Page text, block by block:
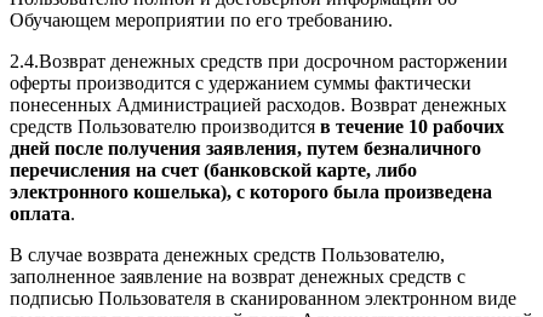
Обучающем мероприятии по его требованию.
2.4.Возврат денежных средств при досрочном расторжении
оферты производится с удержанием суммы фактически
понесенных Администрацией расходов. Возврат денежных
средств Пользователю производится в течение 10 рабочих
дней после получения заявления, путем безналичного
перечисления на счет (банковской карте, либо
электронного кошелька), с которого была произведена
оплата.
В случае возврата денежных средств Пользователю,
заполненное заявление на возврат денежных средств с
подписью Пользователя в сканированном электронном виде